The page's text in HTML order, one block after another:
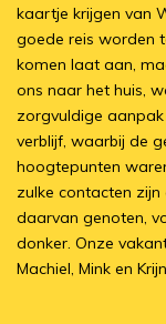
kaartje krijgen van
goede reis worden
komen laat aan,
ons naar het huis,
zorgvuldige
verblijf, waarbij de
hoogtepunten
zulke contacten
daarvan genoten,
donker. Onze
Machiel, Mink en Krijn